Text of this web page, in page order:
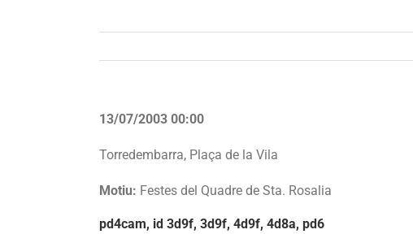
13/07/2003 00:00
Torredembarra, Plaça de la Vila
Motiu: Festes del Quadre de Sta. Rosalia
pd4cam, id 3d9f, 3d9f, 4d9f, 4d8a, pd6